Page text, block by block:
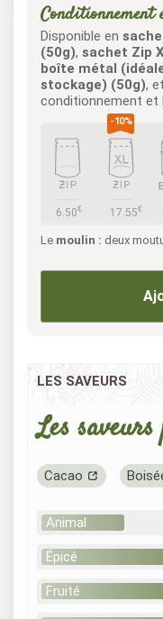
Conditionnement
Disponible en
(50g), sachet Zip
boîte métal
stockage) (50g), et
conditionnement et
6.50€ 17.55€
Le moulin : deux
LES SAVEURS
Les
Cacao
Animal
Épicé
Fruité